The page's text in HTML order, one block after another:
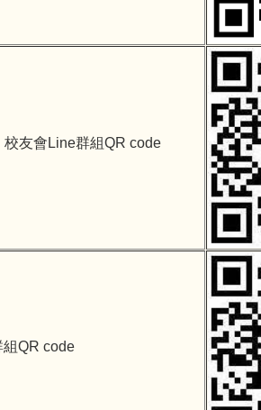
友會Line群組QR code
QR code